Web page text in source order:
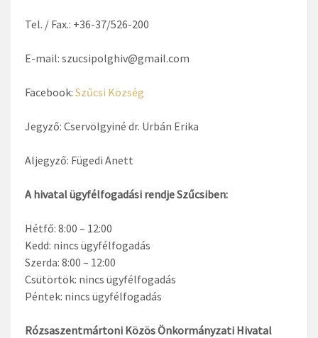
Tel. / Fax.: +36-37/526-200
E-mail: szucsipolghiv@gmail.com
Facebook: Szűcsi Község
Jegyző: Cservölgyiné dr. Urbán Erika
Aljegyző: Fügedi Anett
A hivatal ügyfélfogadási rendje Szűcsiben:
Hétfő: 8:00 – 12:00
Kedd: nincs ügyfélfogadás
Szerda: 8:00 – 12:00
Csütörtök: nincs ügyfélfogadás
Péntek: nincs ügyfélfogadás
Rózsaszentmártoni Közös Önkormányzati Hivatal